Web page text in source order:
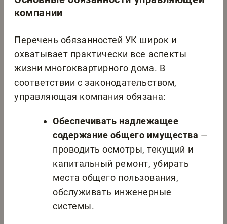
компании
Перечень обязанностей УК широк и
охватывает практически все аспекты
жизни многоквартирного дома. В
соответствии с законодательством,
управляющая компания обязана:
Обеспечивать надлежащее
содержание общего имущества —
проводить осмотры, текущий и
капитальный ремонт, убирать
места общего пользования,
обслуживать инженерные
системы.